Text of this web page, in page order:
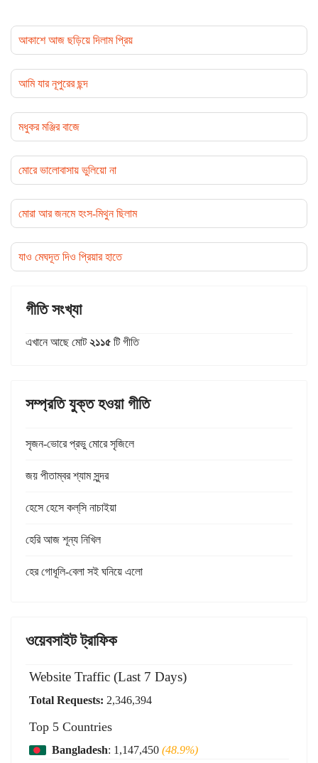
আকাশে আজ ছড়িয়ে দিলাম প্রিয়
আমি যার নূপুরের ছন্দ
মধুকর মঞ্জির বাজে
মোরে ভালোবাসায় ভুলিয়ো না
মোরা আর জনমে হংস-মিথুন ছিলাম
যাও মেঘদূত দিও প্রিয়ার হাতে
গীতি সংখ্যা
এখানে আছে মোট২১১৫ টি গীতি
সম্প্রতি যুক্ত হওয়া গীতি
সৃজন-ভোরে প্রভু মোরে সৃজিলে
জয় পীতাম্বর শ্যাম সুন্দর
হেসে হেসে কল্‌সি নাচাইয়া
হেরি আজ শূন্য নিখিল
হের গোধূলি-বেলা সই ঘনিয়ে এলো
ওয়েবসাইট ট্রাফিক
Website Traffic (Last 7 Days)
Total Requests: 2,346,394
Top 5 Countries
Bangladesh: 1,147,450 (48.9%)